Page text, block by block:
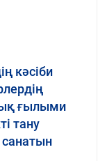
кәсіби
ғылыми
тану
санатын